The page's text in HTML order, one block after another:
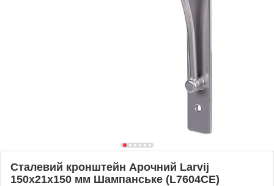
Сталевий кронштейн Арочний Larvij
150x21x150 мм Шампанське (L7604CE)